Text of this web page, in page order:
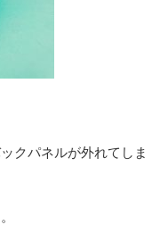
クパネルが外れてしま